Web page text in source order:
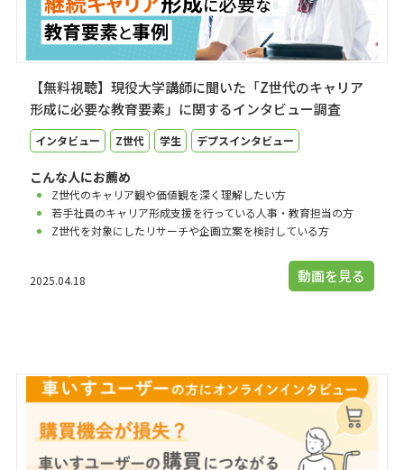
【無料視聴】現役大学講師に聞いた「Z世代のキャリア
形成に必要な教育要素」に関するインタビュー調査
インタビュー Z世代 学生 デプスインタビュー
こんな人にお薦め
Z世代のキャリア観や価値観を深く理解したい方
若手社員のキャリア形成支援を行っている人事・教育担当の方
Z世代を対象にしたリサーチや企画立案を検討している方
2025.04.18 動画を見る